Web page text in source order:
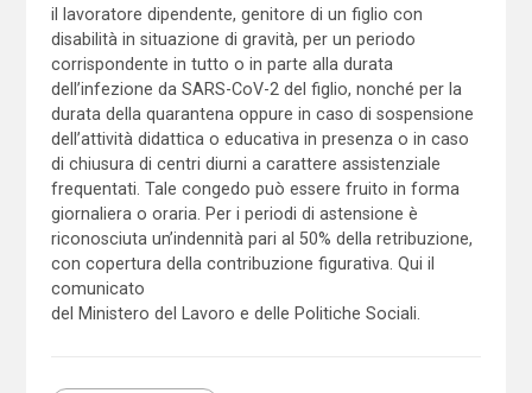
il lavoratore dipendente, genitore di un figlio con
disabilità in situazione di gravità, per un periodo
corrispondente in tutto o in parte alla durata
dell’infezione da SARS-CoV-2 del figlio, nonché per la
durata della quarantena oppure in caso di sospensione
dell’attività didattica o educativa in presenza o in caso
di chiusura di centri diurni a carattere assistenziale
frequentati. Tale congedo può essere fruito in forma
giornaliera o oraria. Per i periodi di astensione è
riconosciuta un’indennità pari al 50% della retribuzione,
con copertura della contribuzione figurativa. Qui il
comunicato
del Ministero del Lavoro e delle Politiche Sociali.